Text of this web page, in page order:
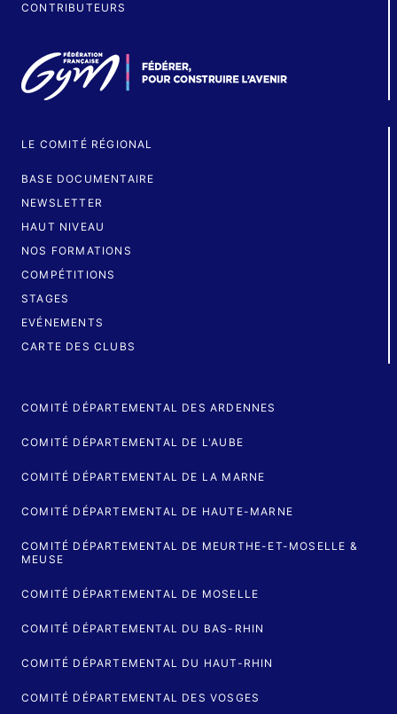
CONTRIBUTEURS
LE COMITÉ RÉGIONAL
BASE DOCUMENTAIRE
NEWSLETTER
HAUT NIVEAU
NOS FORMATIONS
COMPÉTITIONS
STAGES
EVÉNEMENTS
CARTE DES CLUBS
COMITÉ DÉPARTEMENTAL DES ARDENNES
COMITÉ DÉPARTEMENTAL DE L'AUBE
COMITÉ DÉPARTEMENTAL DE LA MARNE
COMITÉ DÉPARTEMENTAL DE HAUTE-MARNE
COMITÉ DÉPARTEMENTAL DE MEURTHE-ET-MOSELLE &
MEUSE
COMITÉ DÉPARTEMENTAL DE MOSELLE
COMITÉ DÉPARTEMENTAL DU BAS-RHIN
COMITÉ DÉPARTEMENTAL DU HAUT-RHIN
COMITÉ DÉPARTEMENTAL DES VOSGES